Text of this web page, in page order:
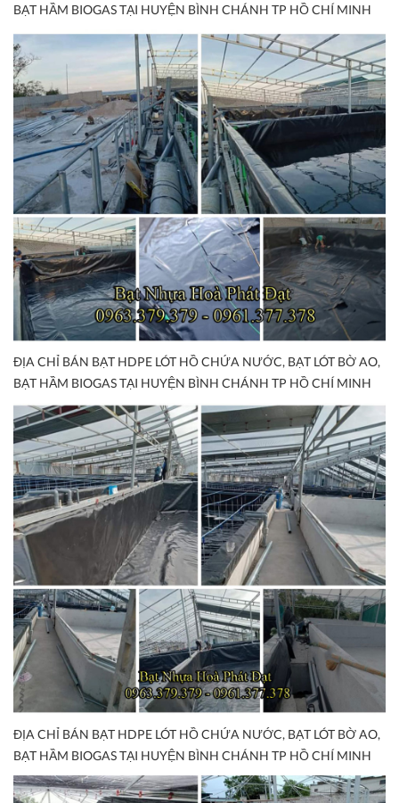
BẠT HẦM BIOGAS TẠI HUYỆN BÌNH CHÁNH TP HỒ CHÍ MINH
ĐỊA CHỈ BÁN BẠT HDPE LÓT HỒ CHỨA NƯỚC, BẠT LÓT BỜ AO,
BẠT HẦM BIOGAS TẠI HUYỆN BÌNH CHÁNH TP HỒ CHÍ MINH
ĐỊA CHỈ BÁN BẠT HDPE LÓT HỒ CHỨA NƯỚC, BẠT LÓT BỜ AO,
BẠT HẦM BIOGAS TẠI HUYỆN BÌNH CHÁNH TP HỒ CHÍ MINH